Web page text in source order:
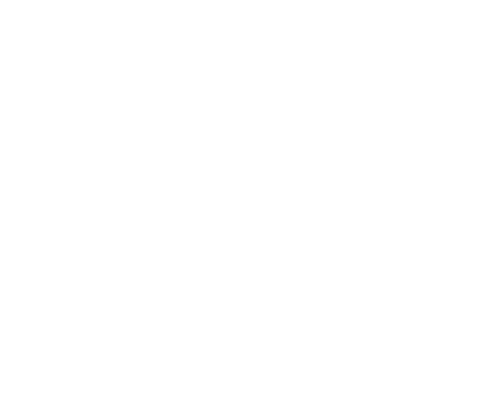
a
several
finger,
spinal
was then that
were